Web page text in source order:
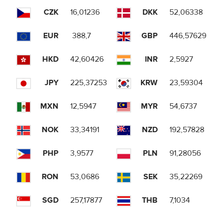
CZK 16,01236 DKK 52,06338
EUR 388,7 GBP 446,57629
HKD 42,60426 INR 2,5927
JPY 225,37253 KRW 23,59304
MXN 12,5947 MYR 54,6737
NOK 33,34191 NZD 192,57828
PHP 3,9577 PLN 91,28056
RON 53,0686 SEK 35,22269
SGD 257,17877 THB 7,1034